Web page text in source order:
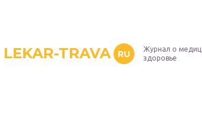
LEKAR-TRAVA RU
Журнал о
здоровье